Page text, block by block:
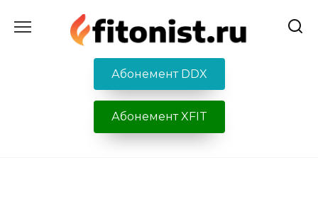
содержанию
Абонемент DDX
Абонемент XFIT